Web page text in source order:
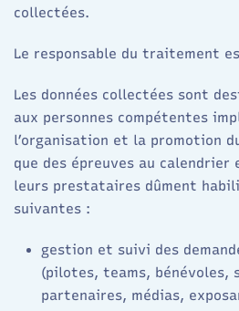
collectées.
Le responsable du traitement est
Les données collectées sont
aux personnes compétentes
l’organisation et la promotion du
que des épreuves au calendrier
leurs prestataires dûment
suivantes :
gestion et suivi des
(pilotes, teams, bénévoles,
partenaires, médias,